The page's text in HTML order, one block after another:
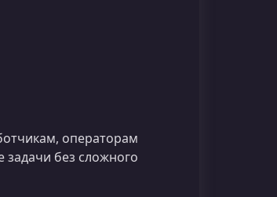
операторам
задачи без сложного